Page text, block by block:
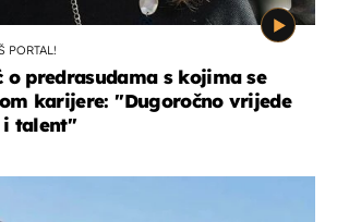
PORTAL!
o predrasudama s kojima se
karijere: ''Dugoročno vrijede
i talent''